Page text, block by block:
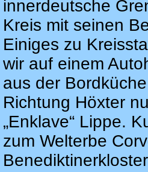
innerdeutsche
Kreis mit seinen
Einiges zu
wir auf einem
aus der
Richtung Höxter
„Enklave“ Lippe.
zum Welterbe